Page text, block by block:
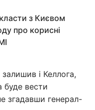
з Києвом
про корисні
і Келлога,
вести
згадавши генерал-